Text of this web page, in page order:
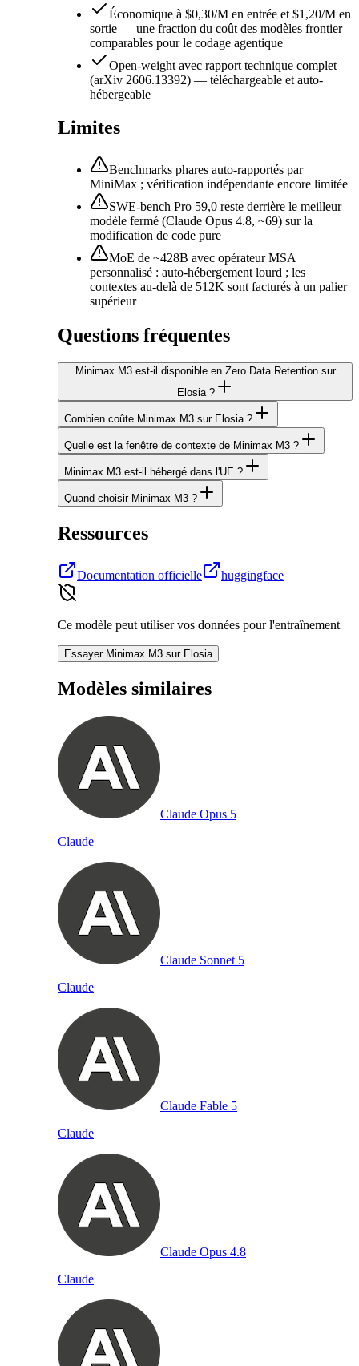
Économique à $0,30/M en entrée et $1,20/M en
sortie — une fraction du coût des modèles frontier
comparables pour le codage agentique
Open-weight avec rapport technique complet
(arXiv 2606.13392) — téléchargeable et auto-
hébergeable
Limites
Benchmarks phares auto-rapportés par
MiniMax ; vérification indépendante encore limitée
SWE-bench Pro 59,0 reste derrière le meilleur
modèle fermé (Claude Opus 4.8, ~69) sur la
modification de code pure
MoE de ~428B avec opérateur MSA
personnalisé : auto-hébergement lourd ; les
contextes au-delà de 512K sont facturés à un palier
supérieur
Questions fréquentes
Minimax M3 est-il disponible en Zero Data Retention sur
Elosia ?
Combien coûte Minimax M3 sur Elosia ?
Quelle est la fenêtre de contexte de Minimax M3 ?
Minimax M3 est-il hébergé dans l'UE ?
Quand choisir Minimax M3 ?
Ressources
Documentation officielle huggingface
Ce modèle peut utiliser vos données pour l'entraînement
Essayer Minimax M3 sur Elosia
Modèles similaires
Claude Opus 5
Claude
Claude Sonnet 5
Claude
Claude Fable 5
Claude
Claude Opus 4.8
Claude